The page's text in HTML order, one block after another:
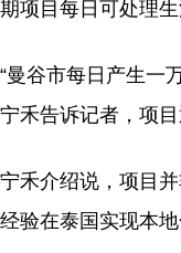
期项目每日可处理
“曼谷市每日产生一
宁禾告诉记者，项
宁禾介绍说，项目
经验在泰国实现本地